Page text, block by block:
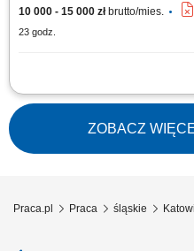
10 000 - 15 000 złbrutto/mies.
23 godz.
Kontrola, analiza kosztów firmy
Analiza odchyleń od założeń i
Weryfikacja faktur kosztowych oraz
Sporządzanie raportów i zestawień
oraz kierownikami...
ZOBACZ
Praca.pl Praca śląskie